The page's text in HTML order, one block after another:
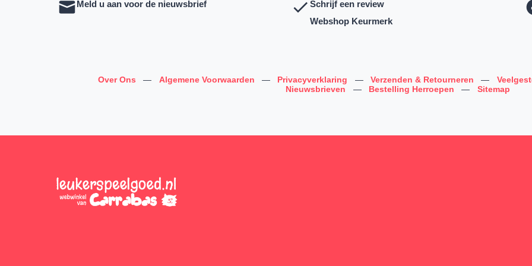
Meld u aan voor de nieuwsbrief
Schrijf een review
Webshop Keurmerk
Over Ons — Algemene Voorwaarden — Privacyverklaring — Verzenden & Retourneren —
Nieuwsbrieven
— Bestelling Herroepen — Sitemap